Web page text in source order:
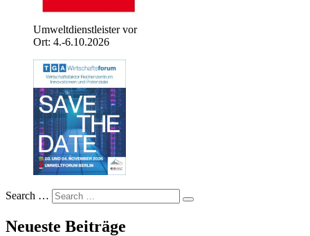
Umweltdienstleister vor
Ort: 4.-6.10.2026
Search …
Neueste Beiträge